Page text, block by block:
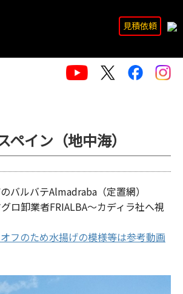
見積依頼
ペイン（地中海）
バルバテAlmadraba（定置網）
ロ卸業者FRIALBA～カディラ社へ視
フのため水揚げの模様等は参考動画